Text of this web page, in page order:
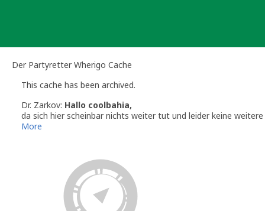
Der Partyretter Wherigo Cache
This cache has been archived.
Dr. Zarkov: Hallo coolbahia,
da sich hier scheinbar nichts weiter tut und leider keine
Falls Du diese Cacheidee nicht weiterverfolgen möchtest,
Volunteer Geocaching.com Reviewer
More